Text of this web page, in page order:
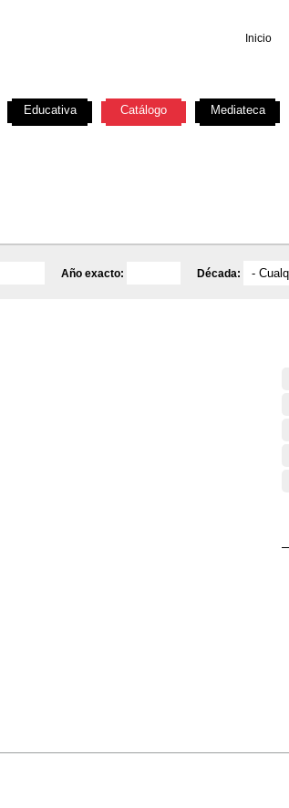
Inicio
Año exacto: Década:
Educativa Catálogo Mediateca